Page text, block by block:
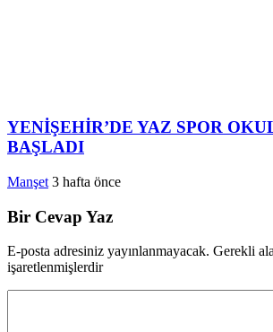
YENİŞEHİR’DE YAZ SPOR
BAŞLADI
Manşet 3 hafta önce
Bir Cevap Yaz
E-posta adresiniz yayınlanmayacak. Gerekli
işaretlenmişlerdir